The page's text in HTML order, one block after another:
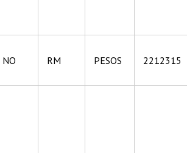
NO RM PESOS 2212315